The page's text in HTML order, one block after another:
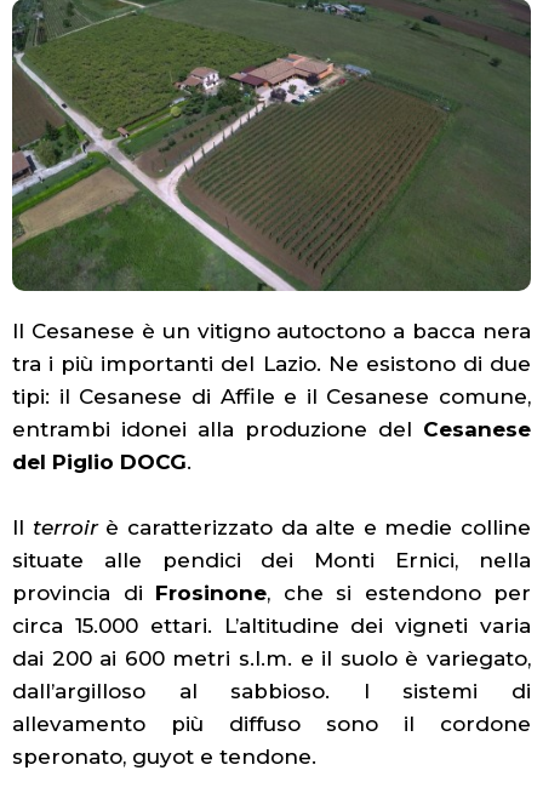
Il Cesanese è un vitigno autoctono a bacca nera
tra i più importanti del Lazio. Ne esistono di due
tipi: il Cesanese di Affile e il Cesanese comune,
entrambi idonei alla produzione del Cesanese
del Piglio DOCG.
Il terroirè caratterizzato da alte e medie colline
situate alle pendici dei Monti Ernici, nella
provincia di Frosinone, che si estendono per
circa 15.000 ettari. L’altitudine dei vigneti varia
dai 200 ai 600 metri s.l.m. e il suolo è variegato,
dall’argilloso al sabbioso. I sistemi di
allevamento più diffuso sono il cordone
speronato, guyot e tendone.